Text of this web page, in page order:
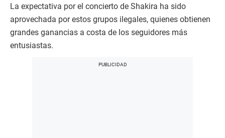
La expectativa por el concierto de Shakira ha sido
aprovechada por estos grupos ilegales, quienes obtienen
grandes ganancias a costa de los seguidores más
entusiastas.